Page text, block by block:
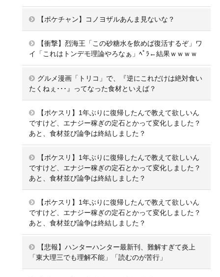
【ポケチャン】コノヨザルあんま見ないな？
【衝撃】烈海王「この砂糖水を飲めば復活するぞ」ワ
イ「これはトンデモ理論やろなぁ」ﾍﾟﾗ←結果ｗｗｗｗ
グルメ漫画「トリコ」で、『逆にこれだけは絶対食い
たくねぇ･･･』ってなった食材といえば？
【ポケスリ】1年ぶりに復帰したんで教えて欲しいん
ですけど、エナジー稼ぎの定石とかって変化しました？
あと、食材並び論争は終結しました？
【ポケスリ】1年ぶりに復帰したんで教えて欲しいん
ですけど、エナジー稼ぎの定石とかって変化しました？
あと、食材並び論争は終結しました？
【ポケスリ】1年ぶりに復帰したんで教えて欲しいん
ですけど、エナジー稼ぎの定石とかって変化しました？
あと、食材並び論争は終結しました？
【悲報】ハンターハンター最新刊、難解すぎて炎上
「東大理三でも理解不能」「読むのが苦行」